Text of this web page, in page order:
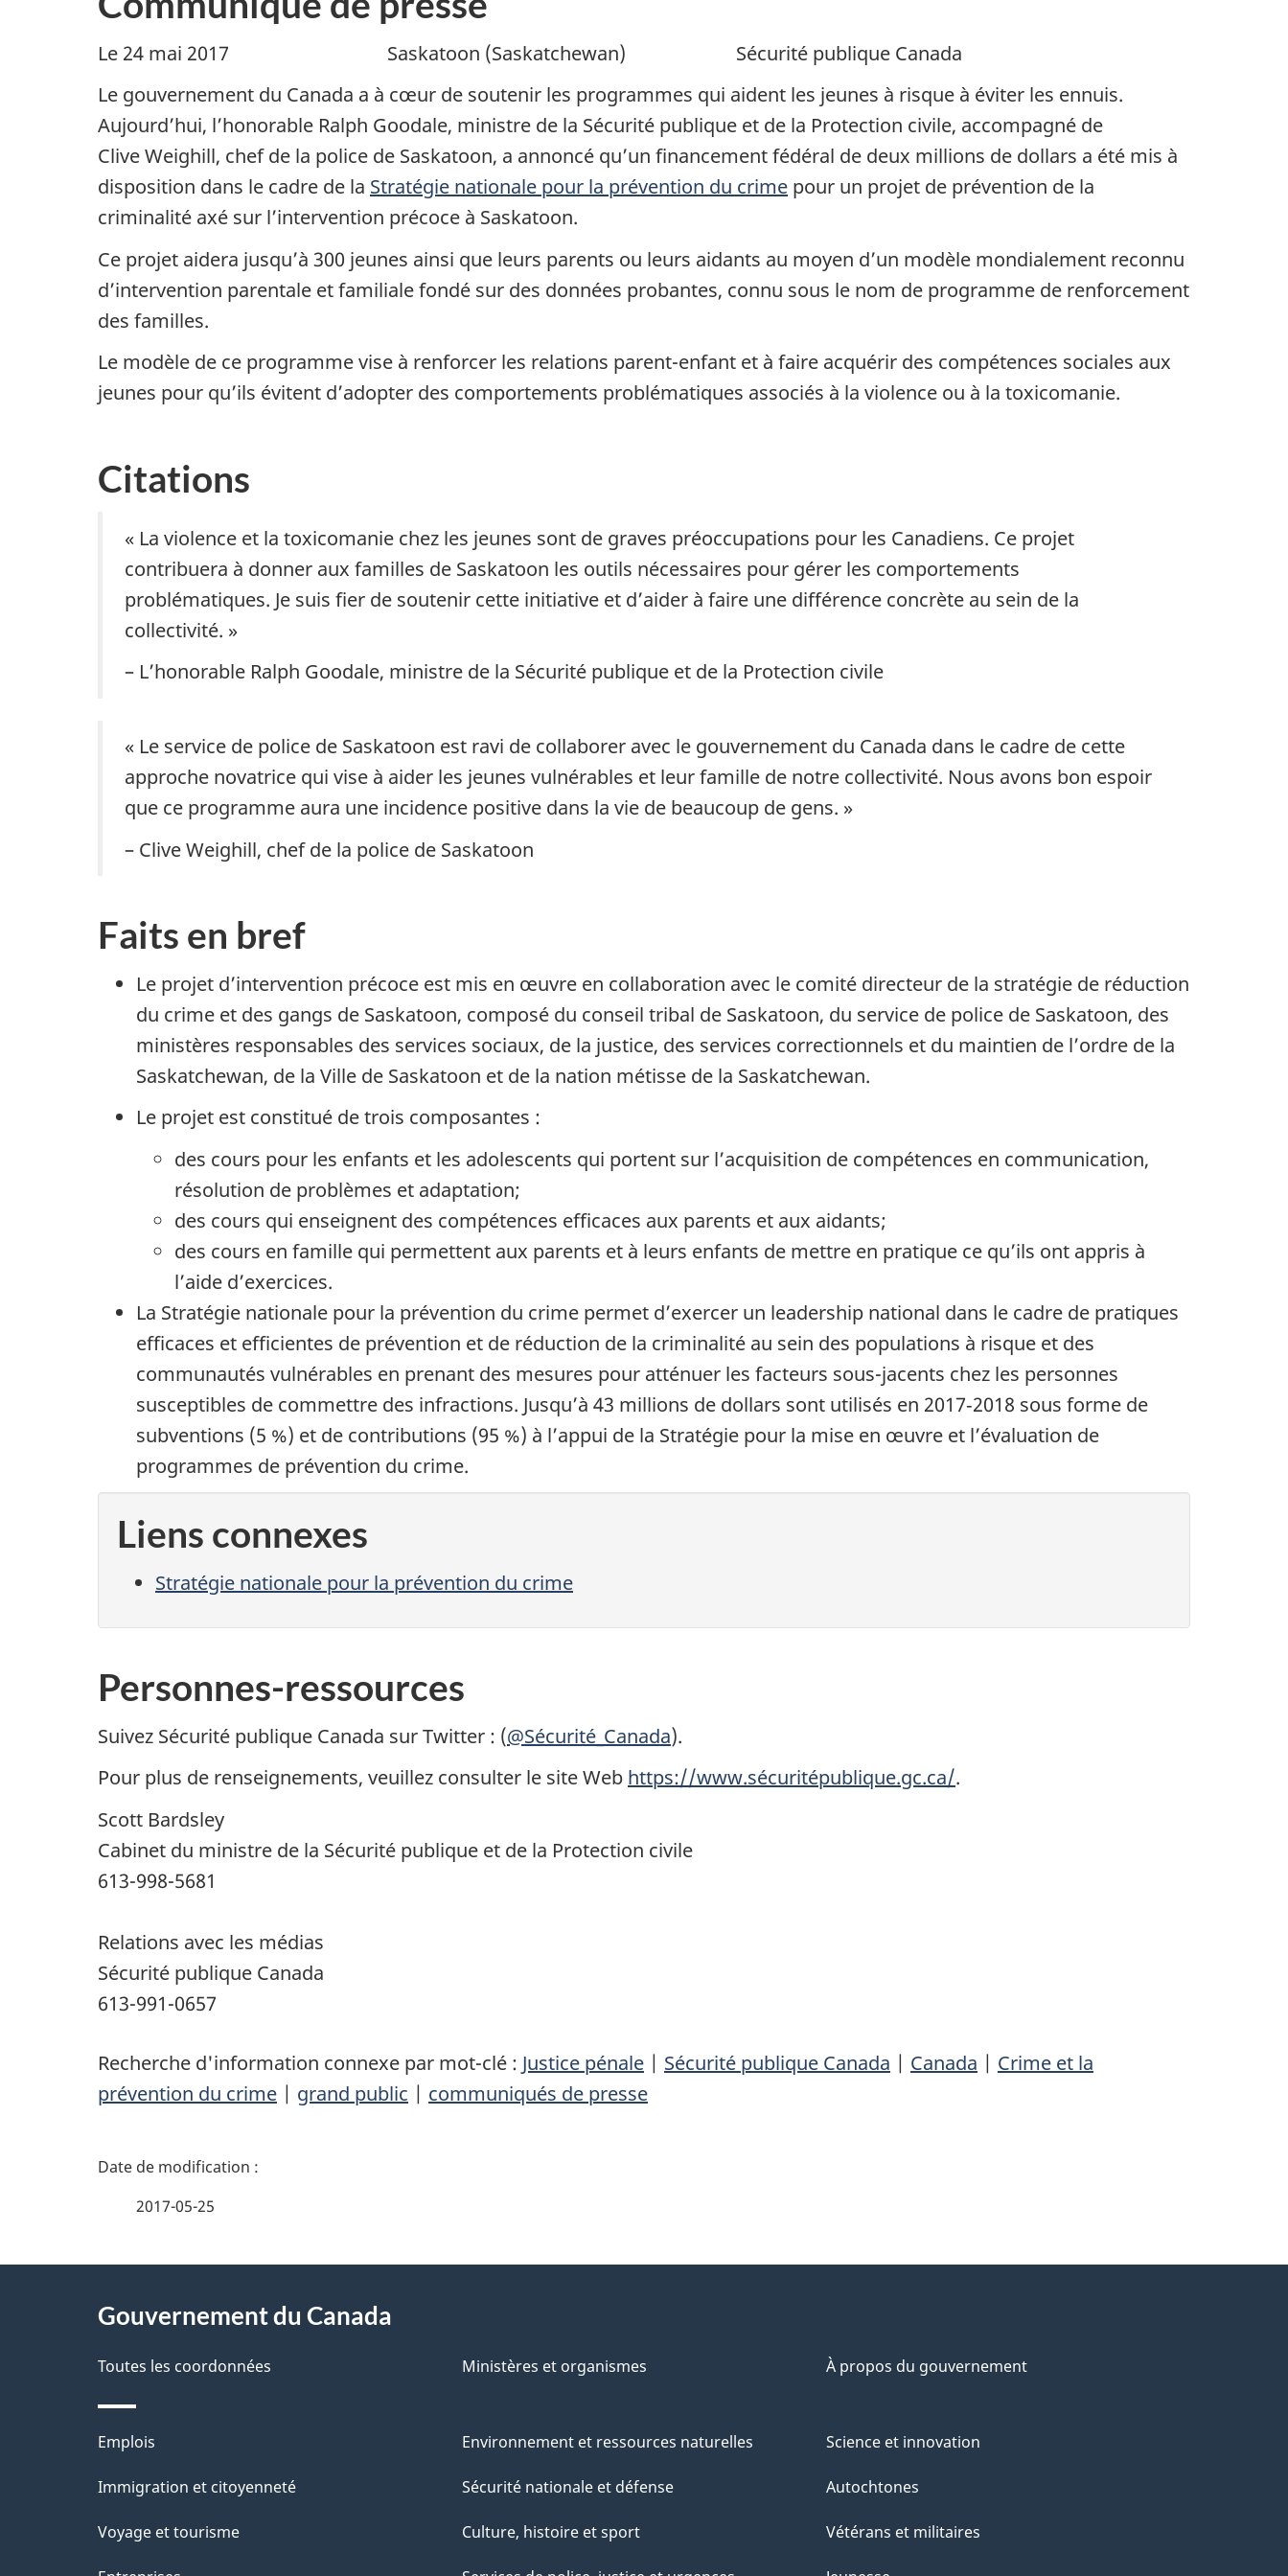
Le 24 mai 2017 Saskatoon (Saskatchewan) Sécurité publique Canada
Le gouvernement du Canada a à cœur de soutenir les programmes qui aident les jeunes à risque à éviter les ennuis.
Aujourd’hui, l’honorable Ralph Goodale, ministre de la Sécurité publique et de la Protection civile, accompagné de
Clive Weighill, chef de la police de Saskatoon, a annoncé qu’un financement fédéral de deux millions de dollars a été mis à
disposition dans le cadre de la Stratégie nationale pour la prévention du crime pour un projet de prévention de la
criminalité axé sur l’intervention précoce à Saskatoon.
Ce projet aidera jusqu’à 300 jeunes ainsi que leurs parents ou leurs aidants au moyen d’un modèle mondialement reconnu
d’intervention parentale et familiale fondé sur des données probantes, connu sous le nom de programme de renforcement
des familles.
Le modèle de ce programme vise à renforcer les relations parent-enfant et à faire acquérir des compétences sociales aux
jeunes pour qu’ils évitent d’adopter des comportements problématiques associés à la violence ou à la toxicomanie.
Citations
« La violence et la toxicomanie chez les jeunes sont de graves préoccupations pour les Canadiens. Ce projet
contribuera à donner aux familles de Saskatoon les outils nécessaires pour gérer les comportements
problématiques. Je suis fier de soutenir cette initiative et d’aider à faire une différence concrète au sein de la
collectivité. »
– L’honorable Ralph Goodale, ministre de la Sécurité publique et de la Protection civile
« Le service de police de Saskatoon est ravi de collaborer avec le gouvernement du Canada dans le cadre de cette
approche novatrice qui vise à aider les jeunes vulnérables et leur famille de notre collectivité. Nous avons bon espoir
que ce programme aura une incidence positive dans la vie de beaucoup de gens. »
– Clive Weighill, chef de la police de Saskatoon
Faits en bref
Le projet d’intervention précoce est mis en œuvre en collaboration avec le comité directeur de la stratégie de réduction
du crime et des gangs de Saskatoon, composé du conseil tribal de Saskatoon, du service de police de Saskatoon, des
ministères responsables des services sociaux, de la justice, des services correctionnels et du maintien de l’ordre de la
Saskatchewan, de la Ville de Saskatoon et de la nation métisse de la Saskatchewan.
Le projet est constitué de trois composantes :
des cours pour les enfants et les adolescents qui portent sur l’acquisition de compétences en communication,
résolution de problèmes et adaptation;
des cours qui enseignent des compétences efficaces aux parents et aux aidants;
des cours en famille qui permettent aux parents et à leurs enfants de mettre en pratique ce qu’ils ont appris à
l’aide d’exercices.
La Stratégie nationale pour la prévention du crime permet d’exercer un leadership national dans le cadre de pratiques
efficaces et efficientes de prévention et de réduction de la criminalité au sein des populations à risque et des
communautés vulnérables en prenant des mesures pour atténuer les facteurs sous-jacents chez les personnes
susceptibles de commettre des infractions. Jusqu’à 43 millions de dollars sont utilisés en 2017‑2018 sous forme de
subventions (5 %) et de contributions (95 %) à l’appui de la Stratégie pour la mise en œuvre et l’évaluation de
programmes de prévention du crime.
Liens connexes
Stratégie nationale pour la prévention du crime
Personnes-ressources
Suivez Sécurité publique Canada sur Twitter : (@Sécurité_Canada).
Pour plus de renseignements, veuillez consulter le site Web https://www.sécuritépublique.gc.ca/.
Scott Bardsley
Cabinet du ministre de la Sécurité publique et de la Protection civile
613-998-5681
Relations avec les médias
Sécurité publique Canada
613-991-0657
Recherche d'information connexe par mot-clé : Justice pénale | Sécurité publique Canada | Canada | Crime et la
prévention du crime | grand public | communiqués de presse
D
a
l
s
d
e
l
2017-05-25
proposGouvernement du Canada
Toutes les coordonnées Ministères et organismes À propos du gouvernement
Thèmes
et
Emplois
Immigration et citoyenneté
Voyage et tourisme
Environnement et ressources naturelles
Sécurité nationale et défense
Culture, histoire et sport
Science et innovation
Autochtones
Vétérans et militaires